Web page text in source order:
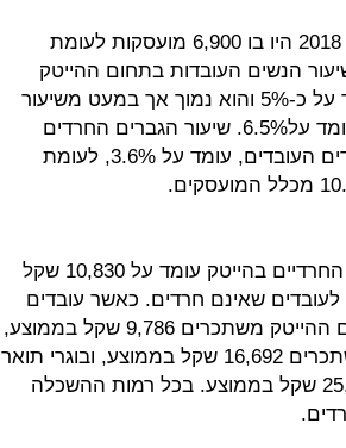
בחינה של תחום ההייטק מגלה שנכון לשנת 2018 היו בו 6,900 מועסקות לעומת
ו- 29% בהתאמה). שיעור הנשים העובדות בתחום ההייטק
מתוך כלל הנשים החרדיות המועסקות עומד על כ-5% והוא נמוך אך במעט משיעור
הנשים הלא חרדיות המועסקות בתחום, העומד על6.5%. שיעור הגברים החרדים
המועסקים בתחום מתוך כלל הגברים החרדים העובדים, עומד על 3.6%, לעומת
על פי נתוני רשות המיסים, שכר המועסקים החרדיים בהייטק עומד על 10,830 שקל
לעומת שכר של 22,479 שקל לעובדים שאינם חרדים. כאשר עובדים
חרדים שאינם בעלי תואר המועסקים בתחום ההייטק משתכרים 9,786 שקל בממוצע,
בעלי תואר ממכללה במקצועות ההייטק משתכרים 16,692 שקל בממוצע, ובוגרי תואר
אוניברסיטאי במקצועות אלו משתכרים 25,698 שקל בממוצע. בכל רמות ההשכלה